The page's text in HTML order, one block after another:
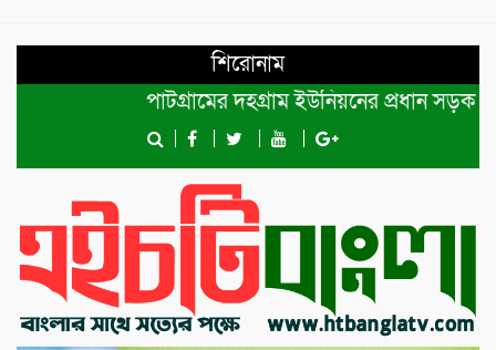
শিরোনাম
পাটগ্রামের দহগ্রাম ইউনিয়নের প্রধান সড়ক ভেঙ্গে